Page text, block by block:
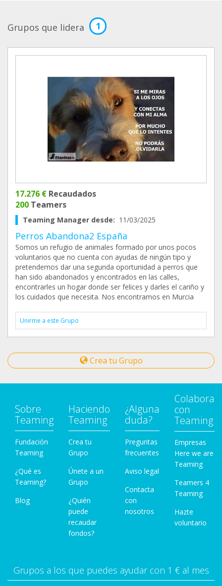
Grupos que lidera 1
17.276 € Recaudados
200 Teamers
Teaming Manager desde: 11/03/2025
Perros Abandona2 España
Somos un refugio de animales formado por unos pocos
voluntarios que no cuenta con ayudas de ningún tipo y
pretendemos dar una segunda oportunidad a perros que
han sido abandonados y encontrados en las calles,
encontrarles un hogar donde ser felices y darles el cariño y
los cuidados que necesita. Nos encontramos en Murcia
Unirme a este Grupo
Crea tu Grupo
Sobre
Teaming
Fundación
Teaming
¿Qué es
Teaming?
Blog
Haciendo
Teaming
Crea tu
Grupo
Únete a un
Grupo
¿Quién
puede
recaudar
fondos?
¿Alguna
duda?
Preguntas
frecuentes
Aviso legal
Contacta
con
nosotros
Colabora
con
Teaming
Empresas
Here we are
Teaming
Teamers 4
Teaming
Hazte
voluntario
Grupos a los que puedes ayudar con 1 € al mes